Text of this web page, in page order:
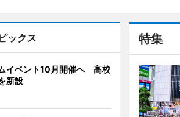
特集
ックス
イベント10月開催へ 高校
新設